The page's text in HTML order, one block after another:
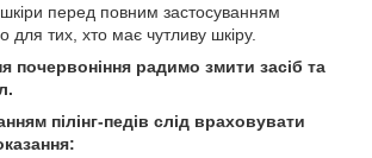
шкіри перед повним застосуванням
для тих, хто має чутливу шкіру.
почервоніння радимо змити засіб та
пілінг-педів слід враховувати